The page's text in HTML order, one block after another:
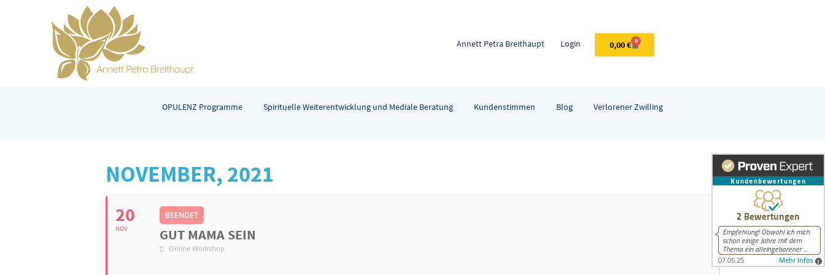
Annett Petra Breithaupt Login 0,00€ 0
OPULENZ Programme Spirituelle Weiterentwicklung und Mediale Beratung Kundenstimmen Blog Verlorener Zwilling
NOVEMBER, 2021
20
NOV
BEENDET
GUT MAMA SEIN
Online Workshop